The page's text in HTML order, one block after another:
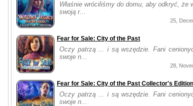
Właśnie wróciliśmy do domu, aby odkryć, że
swoją r...
25,
Fear for Sale: City of the Past
Oczy patrzą ... i są wszędzie. Fani
swoje n...
28,
Fear for Sale: City of the Past Collector's Edition
Oczy patrzą ... i są wszędzie. Fani
swoje n...